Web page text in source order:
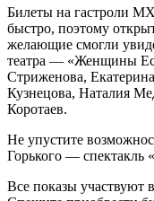
Билеты на гастроли
быстро, поэтому
желающие смогли
театра — «Женщины
Стриженова,
Кузнецова, Наталия
Коротаев.
Не упустите
Горького —
Все показы участвуют